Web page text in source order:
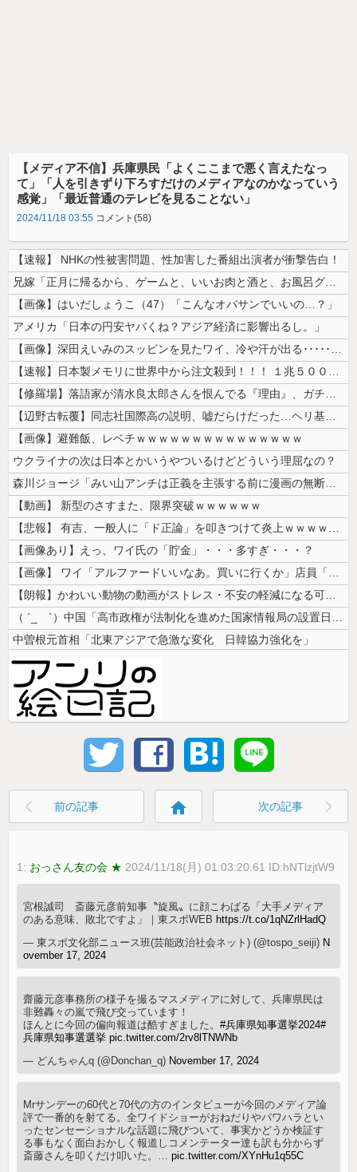
【メディア不信】兵庫県民「よくここまで悪く言えたなっ
て」「人を引きずり下ろすだけのメディアなのかなっていう
感覚」「最近普通のテレビを見ることない」
2024/11/18 03:55 コメント(58)
【速報】 NHKの性被害問題、性加害した番組出演者が衝撃告白！
兄嫁「正月に帰るから、ゲームと、いいお肉と酒と、お風呂グッズの準備しと...
【画像】はいだしょうこ（47）「こんなオバサンでいいの…？」
アメリカ「日本の円安ヤバくね？アジア経済に影響出るし。」
【画像】深田えいみのスッピンを見たワイ、冷や汗が出る････････...
【速報】日本製メモリに世界中から注文殺到！！！ １兆５０００億円で工場...
【修羅場】落語家が清水良太郎さんを恨んでる『理由』、ガチでヤバイ・・・...
【辺野古転覆】同志社国際高の説明、嘘だらけだった…ヘリ基地反対協議会の...
【画像】避難飯、レベチｗｗｗｗｗｗｗｗｗｗｗｗｗｗｗ
ウクライナの次は日本とかいうやついるけどどういう理屈なの？
森川ジョージ「みい山アンチは正義を主張する前に漫画の無断転載をやめろよ...
【動画】 新型のさすまた、限界突破ｗｗｗｗｗｗ
【悲報】 有吉、一般人に「ド正論」を叩きつけて炎上ｗｗｗｗｗｗｗｗ
【画像あり】えっ、ワイ氏の「貯金」・・・多すぎ・・・？
【画像】 ワイ「アルファードいいなあ。買いに行くか」店員「ほいっ見積も...
【朗報】かわいい動物の動画がストレス・不安の軽減になる可能性。英大学の...
（ ´_ゝ`）中国「高市政権が法制化を進めた国家情報局の設置日が7月3...
中曽根元首相「北東アジアで急激な変化 日韓協力強化を」
前の記事 home 次の記事
1: おっさん友の会 ★ 2024/11/18(月) 01:03:20.61 ID:hNTlzjtW9
宮根誠司 斎藤元彦前知事〝旋風〟に顔こわばる「大手メディア
のある意味、敗北ですよ」｜東スポWEB https://t.co/1qNZrlHadQ
— 東スポ文化部ニュース班(芸能政治社会ネット) (@tospo_seiji) N
ovember 17, 2024
齋藤元彦事務所の様子を撮るマスメディアに対して、兵庫県民は
非難轟々の嵐で飛び交っています！
ほんとに今回の偏向報道は酷すぎました。#兵庫県知事選挙2024#
兵庫県知事選選挙 pic.twitter.com/2rv8lTNWNb
— どんちゃんq (@Donchan_q) November 17, 2024
Mrサンデーの60代と70代の方のインタビューが今回のメディア論
評で一番的を射てる。全ワイドショーがおねだりやパワハラとい
ったセンセーショナルな話題に飛びついて、事実かどうか検証す
る事もなく面白おかしく報道しコメンテーター達も訳も分からず
斎藤さんを叩くだけ叩いた。…pic.twitter.com/XYnHu1q55C